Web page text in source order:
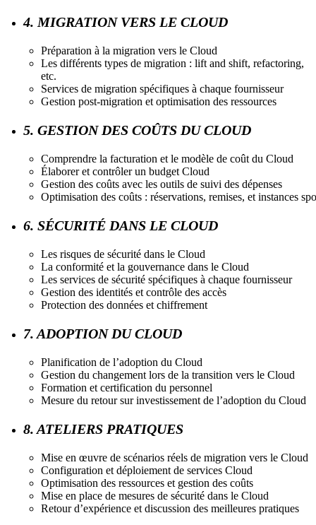
4. MIGRATION VERS LE CLOUD
Préparation à la migration vers le Cloud
Les différents types de migration : lift and shift, refactoring,
etc.
Services de migration spécifiques à chaque fournisseur
Gestion post-migration et optimisation des ressources
5. GESTION DES COÛTS DU CLOUD
Comprendre la facturation et le modèle de coût du Cloud
Élaborer et contrôler un budget Cloud
Gestion des coûts avec les outils de suivi des dépenses
Optimisation des coûts : réservations, remises, et instances
6. SÉCURITÉ DANS LE CLOUD
Les risques de sécurité dans le Cloud
La conformité et la gouvernance dans le Cloud
Les services de sécurité spécifiques à chaque fournisseur
Gestion des identités et contrôle des accès
Protection des données et chiffrement
7. ADOPTION DU CLOUD
Planification de l’adoption du Cloud
Gestion du changement lors de la transition vers le Cloud
Formation et certification du personnel
Mesure du retour sur investissement de l’adoption du Cloud
8. ATELIERS PRATIQUES
Mise en œuvre de scénarios réels de migration vers le Cloud
Configuration et déploiement de services Cloud
Optimisation des ressources et gestion des coûts
Mise en place de mesures de sécurité dans le Cloud
Retour d’expérience et discussion des meilleures pratiques